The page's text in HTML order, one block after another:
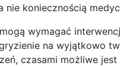
koniecznością
wymagać
na wyjątkowo
czasami możliwe